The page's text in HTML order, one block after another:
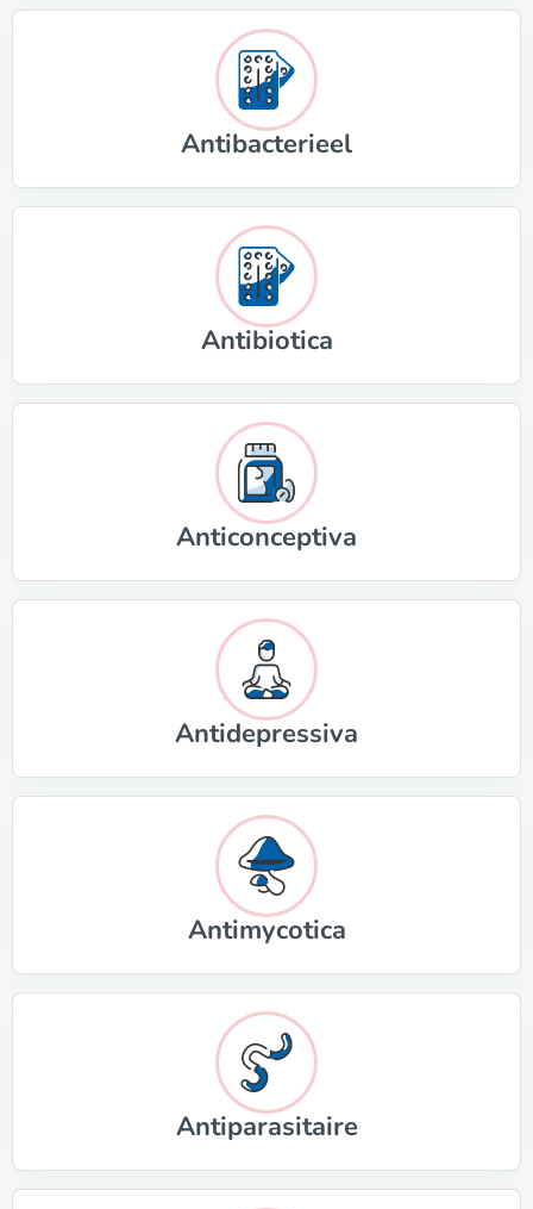
Antibacterieel
Antibiotica
Anticonceptiva
Antidepressiva
Antimycotica
Antiparasitaire